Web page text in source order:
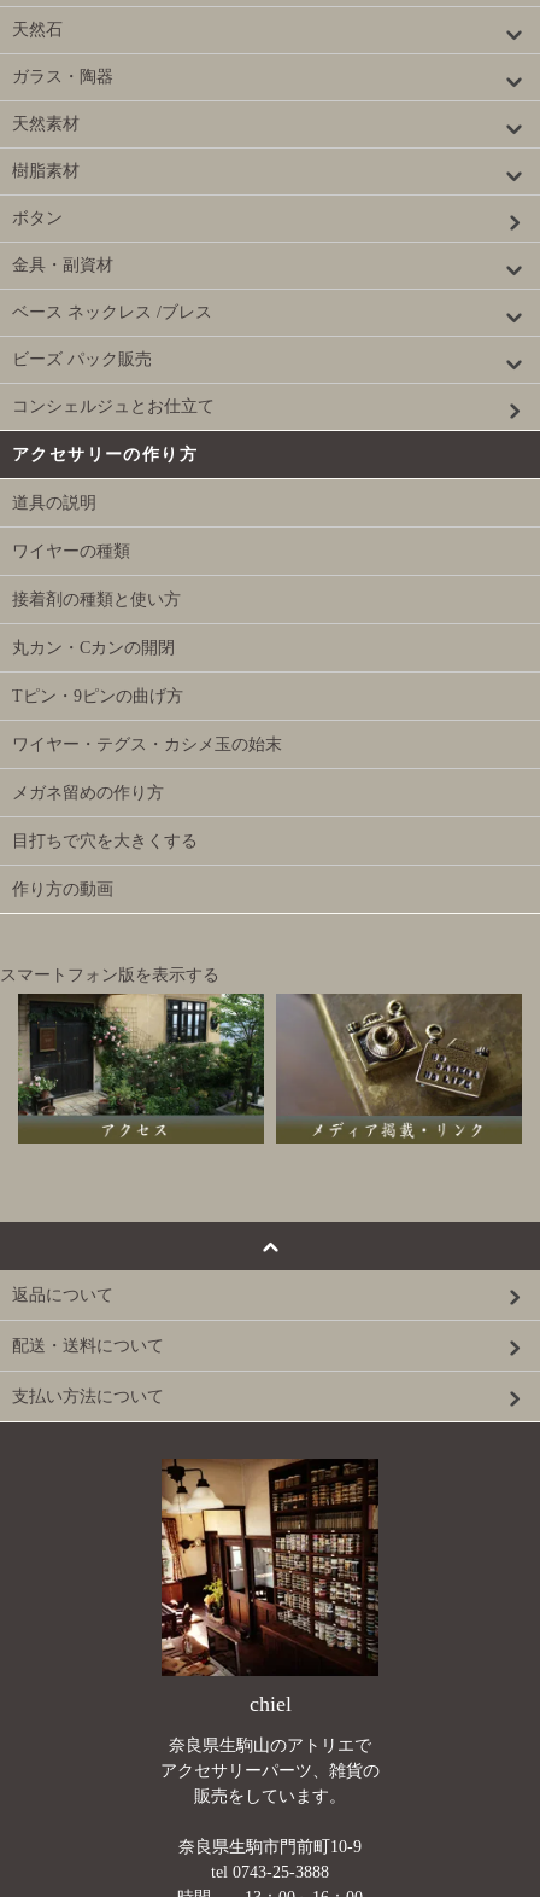
天然石
ガラス・陶器
天然素材
樹脂素材
ボタン
金具・副資材
ベース ネックレス /ブレス
ビーズ パック販売
コンシェルジュとお仕立て
アクセサリーの作り方
道具の説明
ワイヤーの種類
接着剤の種類と使い方
丸カン・Cカンの開閉
Tピン・9ピンの曲げ方
ワイヤー・テグス・カシメ玉の始末
メガネ留めの作り方
目打ちで穴を大きくする
作り方の動画
スマートフォン版を表示する
返品について
配送・送料について
支払い方法について
chiel
奈良県生駒山のアトリエで
アクセサリーパーツ、雑貨の
販売をしています。
奈良県生駒市門前町10-9
tel 0743-25-3888